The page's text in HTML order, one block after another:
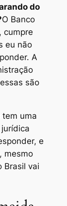
do
O Banco
cumpre
eu não
A
são
tem uma
e
mesmo
Brasil vai